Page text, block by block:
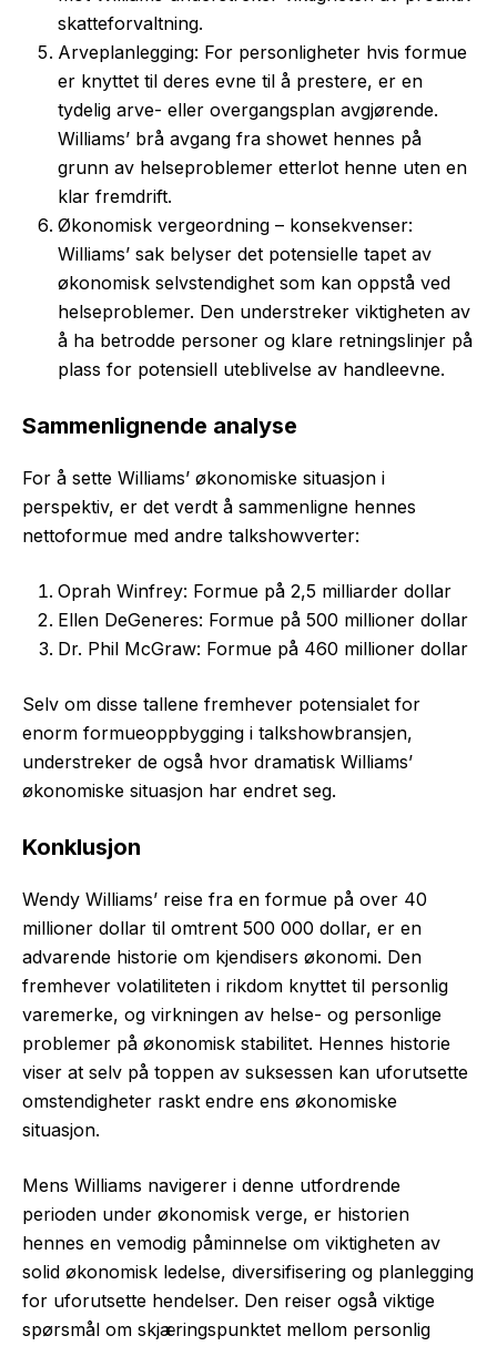
skatteforvaltning.
Arveplanlegging: For personligheter hvis formue
er knyttet til deres evne til å prestere, er en
tydelig arve- eller overgangsplan avgjørende.
Williams’ brå avgang fra showet hennes på
grunn av helseproblemer etterlot henne uten en
klar fremdrift.
Økonomisk vergeordning – konsekvenser:
Williams’ sak belyser det potensielle tapet av
økonomisk selvstendighet som kan oppstå ved
helseproblemer. Den understreker viktigheten av
å ha betrodde personer og klare retningslinjer på
plass for potensiell uteblivelse av handleevne.
Sammenlignende analyse
For å sette Williams’ økonomiske situasjon i
perspektiv, er det verdt å sammenligne hennes
nettoformue med andre talkshowverter:
Oprah Winfrey: Formue på 2,5 milliarder dollar
Ellen DeGeneres: Formue på 500 millioner dollar
Dr. Phil McGraw: Formue på 460 millioner dollar
Selv om disse tallene fremhever potensialet for
enorm formueoppbygging i talkshowbransjen,
understreker de også hvor dramatisk Williams’
økonomiske situasjon har endret seg.
Konklusjon
Wendy Williams’ reise fra en formue på over 40
millioner dollar til omtrent 500 000 dollar, er en
advarende historie om kjendisers økonomi. Den
fremhever volatiliteten i rikdom knyttet til personlig
varemerke, og virkningen av helse- og personlige
problemer på økonomisk stabilitet. Hennes historie
viser at selv på toppen av suksessen kan uforutsette
omstendigheter raskt endre ens økonomiske
situasjon.
Mens Williams navigerer i denne utfordrende
perioden under økonomisk verge, er historien
hennes en vemodig påminnelse om viktigheten av
solid økonomisk ledelse, diversifisering og planlegging
for uforutsette hendelser. Den reiser også viktige
spørsmål om skjæringspunktet mellom personlig